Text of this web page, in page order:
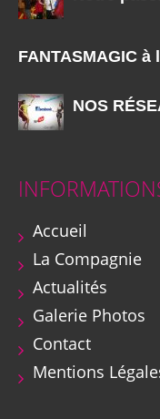
FANTASMAGIC
NOS
Accueil
La Compagnie
Actualités
Galerie Photos
Contact
Mentions